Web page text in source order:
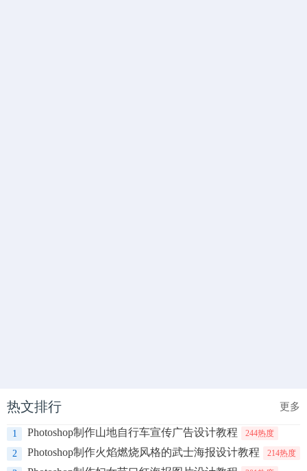
热文排行 更多
1 Photoshop制作山地自行车宣传广告设计教程 244热度
2 Photoshop制作火焰燃烧风格的武士海报设计教程 214热度